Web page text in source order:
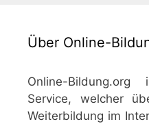
Über Online-
Online-
Service, welcher
Weiterbildung im